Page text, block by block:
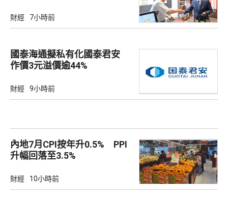
財經 7小時前
國泰海通擬私有化國泰君安
作價3元溢價逾44%
財經 9小時前
內地7月CPI按年升0.5% PPI
升幅回落至3.5%
財經 10小時前